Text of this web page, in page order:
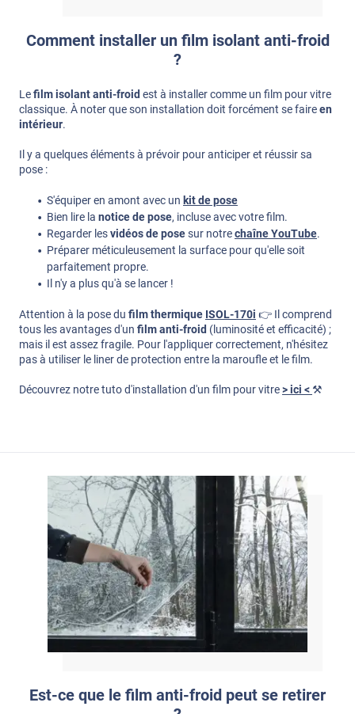
Comment installer un film isolant anti-froid
?
Lefilm isolant anti-froid est à installer comme un film pour vitre
classique. À noter que son installation doit forcément se faireen
intérieur.
Il y a quelques éléments à prévoir pour anticiper et réussir sa
pose :
S'équiper en amont avec un kit de pose
Bien lire la notice de pose, incluse avec votre film.
Regarder lesvidéos de posesur notrechaîne YouTube.
Préparer méticuleusement la surface pour qu'elle soit
parfaitement propre.
Il n'y a plus qu'à se lancer !
Attention à la pose du film thermique ISOL-170i 👉​ Il comprend
tous les avantages d'un film anti-froid (luminosité et efficacité) ;
mais il est assez fragile. Pour l'appliquer correctement, n'hésitez
pas à utiliser le liner de protection entre la maroufle et le film.
Découvrez notre tuto d'installation d'un film pour vitre> ici < ⚒️​
Est-ce que le film anti-froid peut se retirer